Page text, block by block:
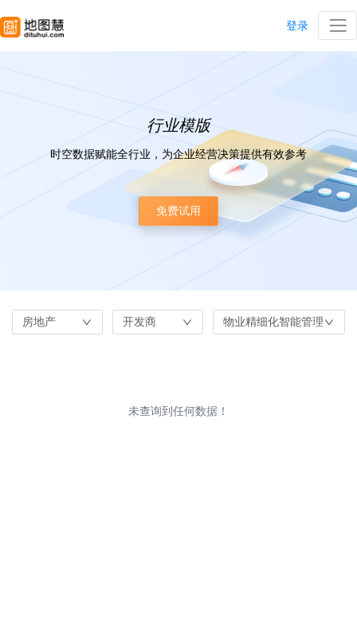
登录
行业模版
时空数据赋能全行业，为企业经营决策提供有效参考
免费试用
房地产 开发商 物业精细化智能管理
未查询到任何数据！